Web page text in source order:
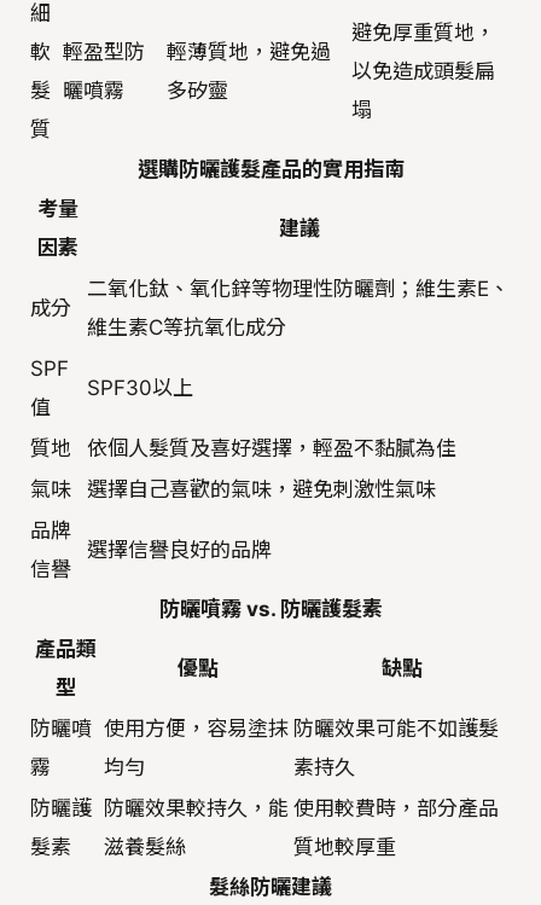
細
軟
髮
質
輕盈型防
曬噴霧
輕薄質地，避免過
多矽靈
避免厚重質地，
以免造成頭髮扁
塌
選購防曬護髮產品的實用指南
考量
因素
建議
成分
二氧化鈦、氧化鋅等物理性防曬劑；維生素E、
維生素C等抗氧化成分
SPF
值
SPF30以上
質地
依個人髮質及喜好選擇，輕盈不黏膩為佳
氣味
選擇自己喜歡的氣味，避免刺激性氣味
品牌
信譽
選擇信譽良好的品牌
防曬噴霧 vs. 防曬護髮素
產品類
型
優點 缺點
防曬噴
霧
使用方便，容易塗抹
均勻
防曬效果可能不如護髮
素持久
防曬護
髮素
防曬效果較持久，能
滋養髮絲
使用較費時，部分產品
質地較厚重
髮絲防曬建議